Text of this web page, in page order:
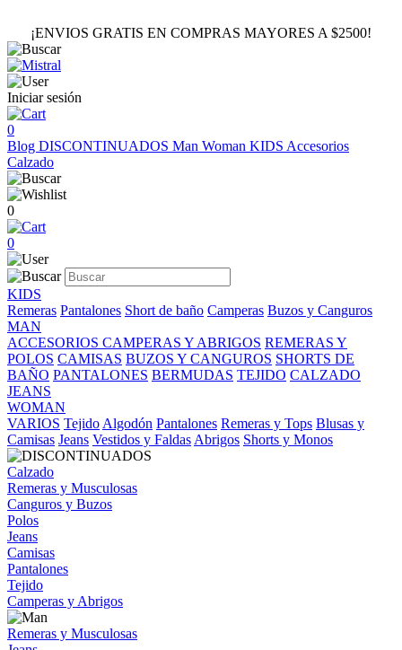
¡ENVIOS GRATIS EN COMPRAS MAYORES A $2500!
Iniciar sesión
0
Blog DISCONTINUADOS Man Woman KIDS Accesorios
Calzado
0
0
KIDS
Remeras Pantalones Short de baño Camperas Buzos y Canguros
MAN
ACCESORIOS CAMPERAS Y ABRIGOS REMERAS Y
POLOS CAMISAS BUZOS Y CANGUROS SHORTS DE
BAÑO PANTALONES BERMUDAS TEJIDO CALZADO
JEANS
WOMAN
VARIOS Tejido Algodón Pantalones Remeras y Tops Blusas y
Camisas Jeans Vestidos y Faldas Abrigos Shorts y Monos
Calzado
Remeras y Musculosas
Canguros y Buzos
Polos
Jeans
Camisas
Pantalones
Tejido
Camperas y Abrigos
Remeras y Musculosas